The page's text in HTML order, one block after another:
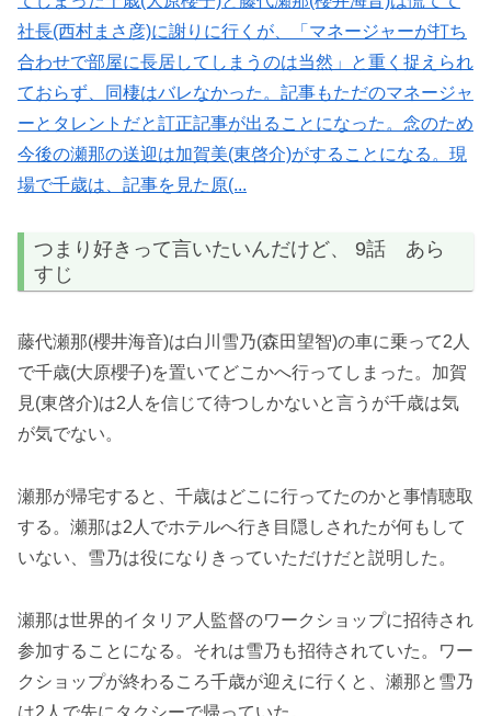
社長(西村まさ彦)に謝りに行くが、「マネージャーが打ち
合わせで部屋に長居してしまうのは当然」と重く捉えられ
ておらず、同棲はバレなかった。記事もただのマネージャ
ーとタレントだと訂正記事が出ることになった。念のため
今後の瀬那の送迎は加賀美(東啓介)がすることになる。現
場で千歳は、記事を見た原(...
つまり好きって言いたいんだけど、 9話 あら
すじ
藤代瀬那(櫻井海音)は白川雪乃(森田望智)の車に乗って2人
で千歳(大原櫻子)を置いてどこかへ行ってしまった。加賀
見(東啓介)は2人を信じて待つしかないと言うが千歳は気
が気でない。
瀬那が帰宅すると、千歳はどこに行ってたのかと事情聴取
する。瀬那は2人でホテルへ行き目隠しされたが何もして
いない、雪乃は役になりきっていただけだと説明した。
瀬那は世界的イタリア人監督のワークショップに招待され
参加することになる。それは雪乃も招待されていた。ワー
クショップが終わるころ千歳が迎えに行くと、瀬那と雪乃
は2人で先にタクシーで帰っていた。